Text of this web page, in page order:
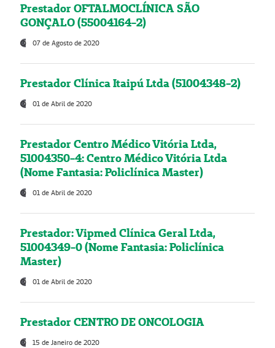
Prestador OFTALMOCLÍNICA SÃO
GONÇALO (55004164-2)
07 de Agosto de 2020
Prestador Clínica Itaipú Ltda (51004348-2)
01 de Abril de 2020
Prestador Centro Médico Vitória Ltda,
51004350-4: Centro Médico Vitória Ltda
(Nome Fantasia: Policlínica Master)
01 de Abril de 2020
Prestador: Vipmed Clínica Geral Ltda,
51004349-0 (Nome Fantasia: Policlínica
Master)
01 de Abril de 2020
Prestador CENTRO DE ONCOLOGIA
15 de Janeiro de 2020